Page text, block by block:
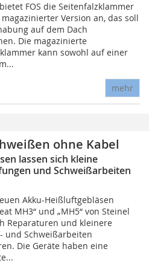
FOS die Seitenfalzklammer
magazinierter Version an, das soll
auf dem Dach
Die magazinierte
kann sowohl auf einer
mehr
ohne Kabel
lassen sich kleine
und Schweißarbeiten
Akku-Heißluftgebläsen
MH3“ und „MH5“ von Steinel
Reparaturen und kleinere
und Schweißarbeiten
Die Geräte haben eine